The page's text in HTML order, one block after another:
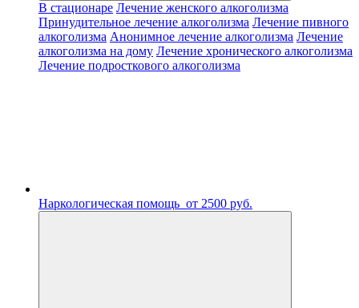
В стационаре Лечение женского алкоголизма
Принудительное лечение алкоголизма Лечение пивного
алкоголизма Анонимное лечение алкоголизма Лечение
алкоголизма на дому Лечение хронического алкоголизма
Лечение подросткового алкоголизма
Наркологическая помощь от 2500 руб.